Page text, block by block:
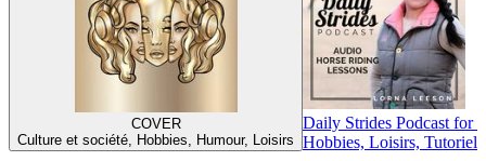
COVER
Culture et société, Hobbies, Humour, Loisirs
Daily Strides Podcast for
Hobbies, Loisirs,